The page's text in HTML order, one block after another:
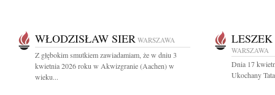
WŁODZISŁAW SIER WARSZAWA
Z głębokim smutkiem zawiadamiam, że w dniu 3
kwietnia 2026 roku w Akwizgranie (Aachen) w
wieku...
WARSZAWA
Dnia 17
Ukochany